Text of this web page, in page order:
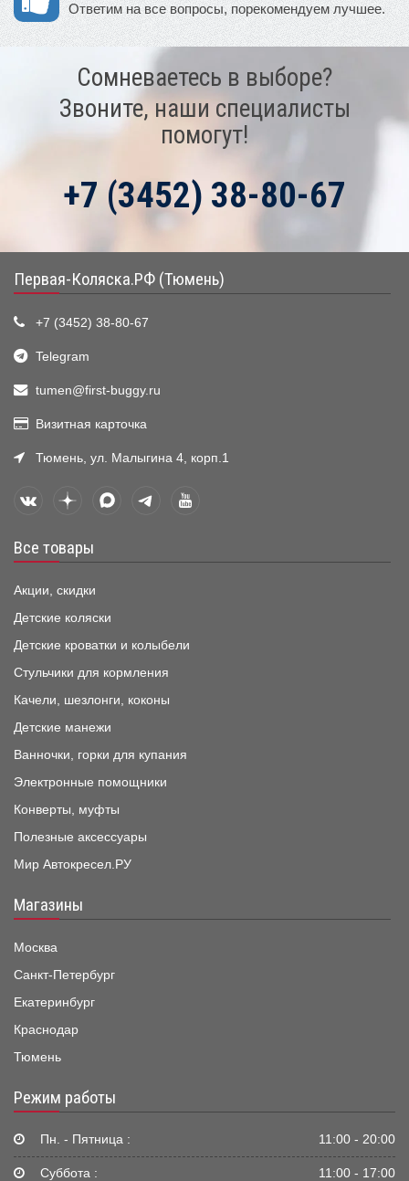
Ответим на все вопросы, порекомендуем лучшее.
Сомневаетесь в выборе?
Звоните, наши специалисты
помогут!
+7 (3452) 38-80-67
Первая-Коляска.РФ (Тюмень)
+7 (3452) 38-80-67
Telegram
tumen@first-buggy.ru
Визитная карточка
Тюмень, ул. Малыгина 4, корп.1
Все товары
Акции, скидки
Детские коляски
Детские кроватки и колыбели
Стульчики для кормления
Качели, шезлонги, коконы
Детские манежи
Ванночки, горки для купания
Электронные помощники
Конверты, муфты
Полезные аксессуары
Мир Автокресел.РУ
Магазины
Москва
Санкт-Петербург
Екатеринбург
Краснодар
Тюмень
Режим работы
Пн. - Пятница : 11:00 - 20:00
Суббота : 11:00 - 17:00